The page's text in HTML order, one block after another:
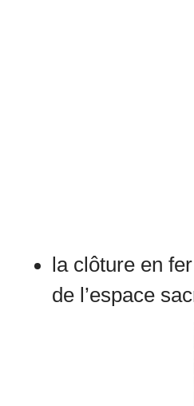
la clôture en
de l’espace